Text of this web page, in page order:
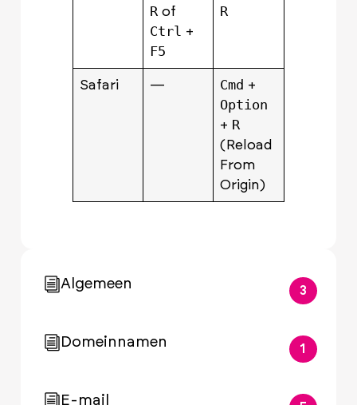
3
Algemeen
1
Domeinnamen
E-mail
R of
Ctrl +
F5
R
Safari — Cmd +
Option
+ R
(Reload
From
Origin)